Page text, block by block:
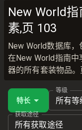
New World
素,页 103
New World数据库，
在New World指南
器的所有套装物品。
特长
等级
所有等
获取途径
所有获取途径